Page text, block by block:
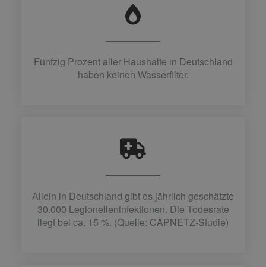
Fünfzig Prozent aller Haushalte in Deutschland
haben keinen Wasserfilter.
Allein in Deutschland gibt es jährlich geschätzte
30.000 Legionelleninfektionen. Die Todesrate
liegt bei ca. 15 %. (Quelle: CAPNETZ-Studie)